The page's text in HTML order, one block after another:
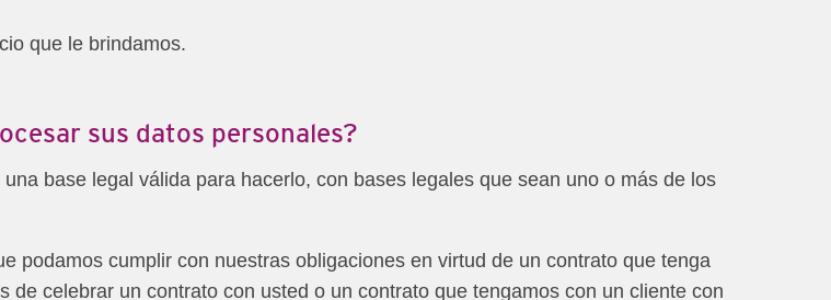
que le brindamos.
sus datos personales?
base legal válida para hacerlo, con bases legales que sean uno o más de los
podamos cumplir con nuestras obligaciones en virtud de un contrato que tenga
celebrar un contrato con usted o un contrato que tengamos con un cliente con